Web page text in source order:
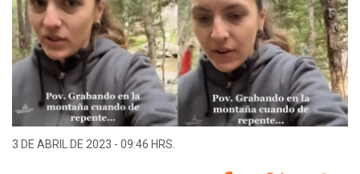
3 DE ABRIL DE 2023 - 09:46 HRS.